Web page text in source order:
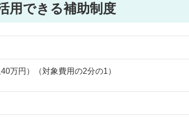
用できる補助制度
万円）（対象費用の2分の1）